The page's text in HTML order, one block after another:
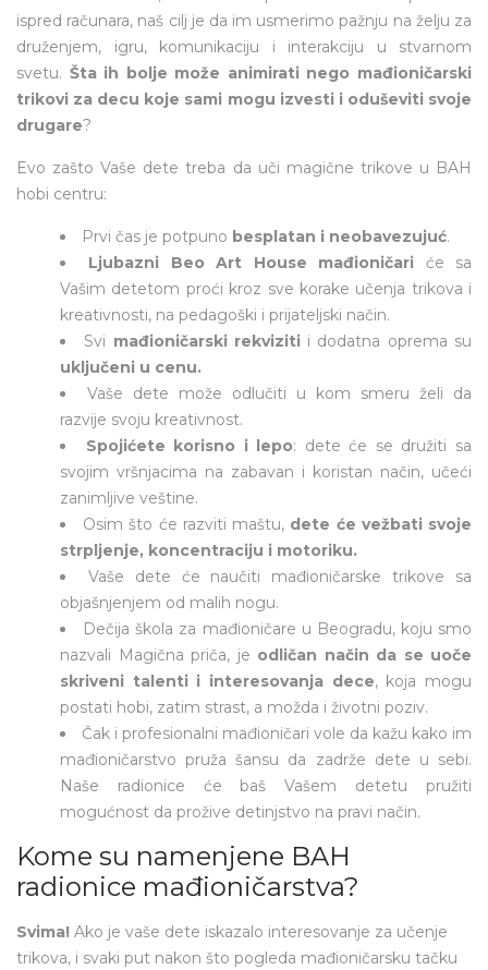
ispred računara, naš cilj je da im usmerimo pažnju na želju za
druženjem, igru, komunikaciju i interakciju u stvarnom
svetu. Šta ih bolje može animirati nego mađioničarski
trikovi za decu koje sami mogu izvesti i oduševiti svoje
drugare?
Evo zašto Vaše dete treba da uči magične trikove u BAH
hobi centru:
Prvi čas je potpuno besplatan i neobavezujuć.
Ljubazni Beo Art House mađioničari će sa
Vašim detetom proći kroz sve korake učenja trikova i
kreativnosti, na pedagoški i prijateljski način.
Svi mađioničarski rekviziti i dodatna oprema su
uključeni u cenu.
Vaše dete može odlučiti u kom smeru želi da
razvije svoju kreativnost.
Spojićete korisno i lepo: dete će se družiti sa
svojim vršnjacima na zabavan i koristan način, učeći
zanimljive veštine.
Osim što će razviti maštu, dete će vežbati svoje
strpljenje, koncentraciju i motoriku.
Vaše dete će naučiti mađioničarske trikove sa
objašnjenjem od malih nogu.
Dečija škola za mađioničare u Beogradu, koju smo
nazvali Magična priča, je odličan način da se uoče
skriveni talenti i interesovanja dece, koja mogu
postati hobi, zatim strast, a možda i životni poziv.
Čak i profesionalni mađioničari vole da kažu kako im
mađioničarstvo pruža šansu da zadrže dete u sebi.
Naše radionice će baš Vašem detetu pružiti
mogućnost da prožive detinjstvo na pravi način.
Kome su namenjene BAH
radionice mađioničarstva?
Svima! Ako je vaše dete iskazalo interesovanje za učenje
trikova, i svaki put nakon što pogleda mađioničarsku tačku